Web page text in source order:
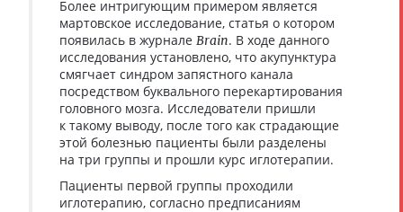
Более интригующим примером является
мартовское исследование, статья о котором
появилась в журнале Brain. В ходе данного
исследования установлено, что акупунктура
смягчает синдром запястного канала
посредством буквального перекартирования
головного мозга. Исследователи пришли
к такому выводу, после того как страдающие
этой болезнью пациенты были разделены
на три группы и прошли курс иглотерапии.
Пациенты первой группы проходили
иглотерапию, согласно предписаниям